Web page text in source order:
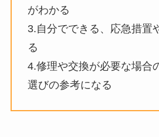
がわかる
3.自分でできる、応急措置
る
4.修理や交換が必要な場合
選びの参考になる